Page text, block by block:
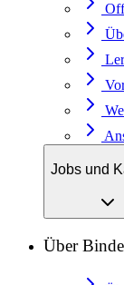
Jobs und
Über